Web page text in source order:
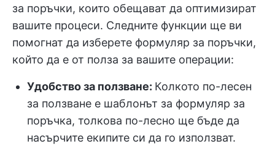
за поръчки, които обещават да оптимизират
вашите процеси. Следните функции ще ви
помогнат да изберете формуляр за поръчки,
който да е от полза за вашите операции:
Удобство за ползване: Колкото по-лесен
за ползване е шаблонът за формуляр за
поръчка, толкова по-лесно ще бъде да
насърчите екипите си да го използват.